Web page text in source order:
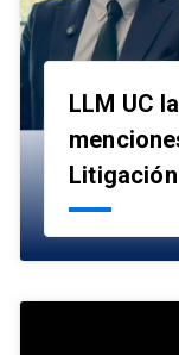
LLM UC